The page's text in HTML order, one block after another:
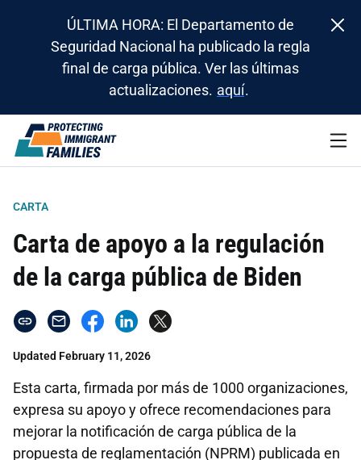
ÚLTIMA HORA: El Departamento de
Seguridad Nacional ha publicado la regla
final de carga pública. Ver las últimas
actualizaciones. aquí.
CARTA
Carta de apoyo a la regulación
de la carga pública de Biden
Updated February 11, 2026
Esta carta, firmada por más de 1000 organizaciones,
expresa su apoyo y ofrece recomendaciones para
mejorar la notificación de carga pública de la
propuesta de reglamentación (NPRM) publicada en